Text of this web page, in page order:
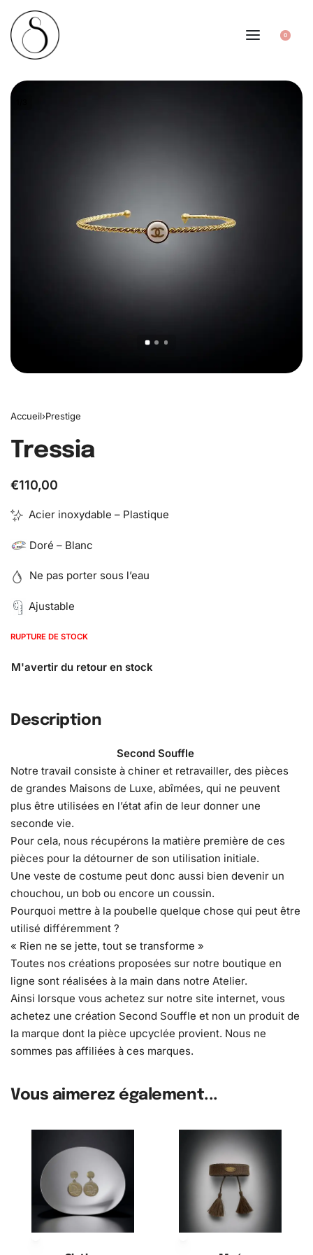
0
Accueil›Prestige
Tressia
€110,00
Acier inoxydable – Plastique
Doré – Blanc
Ne pas porter sous l’eau
Ajustable
RUPTURE DE STOCK
Description
Second Souffle
Notre travail consiste à chiner et retravailler, des pièces
de grandes Maisons de Luxe, abîmées, qui ne peuvent
plus être utilisées en l’état afin de leur donner une
seconde vie.
Pour cela, nous récupérons la matière première de ces
pièces pour la détourner de son utilisation initiale.
Une veste de costume peut donc aussi bien devenir un
chouchou, un bob ou encore un coussin.
Pourquoi mettre à la poubelle quelque chose qui peut être
utilisé différemment ?
« Rien ne se jette, tout se transforme »
Toutes nos créations proposées sur notre boutique en
ligne sont réalisées à la main dans notre Atelier.
Ainsi lorsque vous achetez sur notre site internet, vous
achetez une création Second Souffle et non un produit de
la marque dont la pièce upcyclée provient. Nous ne
sommes pas affiliées à ces marques.
Vous aimerez également...